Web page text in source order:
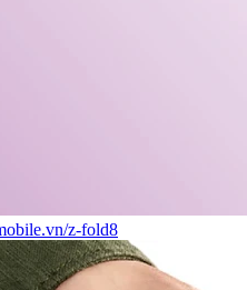
z-fold8